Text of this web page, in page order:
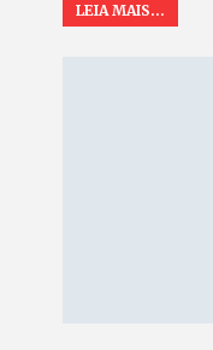
LEIA MAIS...